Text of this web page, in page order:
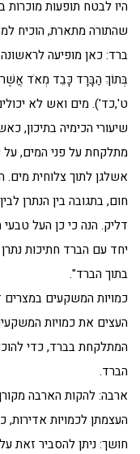
היו לבטח תופעות
שהתורה מתארת, הוכיח
ברד: כאן מופיעה
בְּתוֹךְ הַבָּרָד כָּבֵד מְאֹד
ט',כד'). מים ואש לא
שיעורי הכימיה בתיכון,
מתלקחת על פני המים, על
אשלגן לתוך צלוחית מים.
חום, בתגובה בין הנתרן
דליק. הנה כי כן העל
יחד עם הברד חתיכות
בתוך הברד".
העצים את כמויות
המתלקחת בברד, כדי
הברד.
ארבה: להקות הארבה
העצמתן לכמויות
חושך: ניתן להסביר זאת